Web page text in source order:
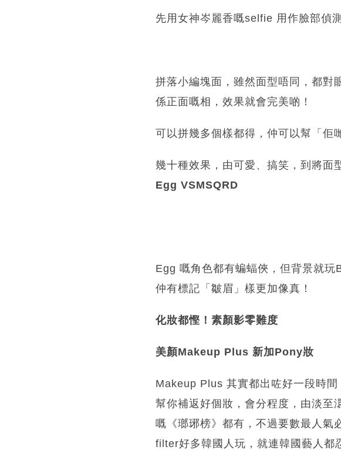
先用女神岑麗香嘅selfie 用作臉部偵測
拼落小編塊面，雖然面型唔同，都對
係正面嘅相，效果就會完美啲！
可以拼幾多個樣都得，仲可以幫「佢
幾十種效果，由可愛、搞笑，到將面
Egg VSMSQRD
Egg 嘅角色都有蝙蝠俠，但背景就
仲有標記「皺眉」樣更加像真！
化妝都慳！素顏影零難度
美顏Makeup Plus 新加Pony妝
Makeup Plus 其實都出咗好一段時
幫你補返好個妝，會分程度，由淡至
嘅《瑯琊榜》都有，不過要數最人
filter好多韓國人玩，就連韓國藝人都